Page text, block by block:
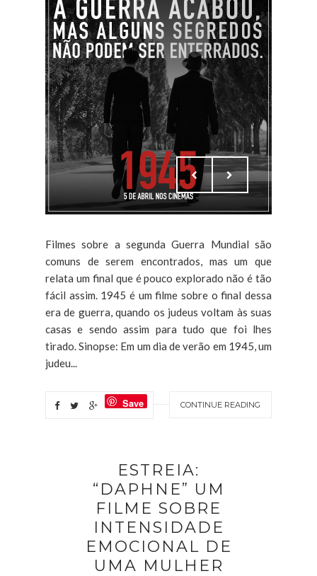
Filmes sobre a segunda Guerra Mundial são
comuns de serem encontrados, mas um que
relata um final que é pouco explorado não é tão
fácil assim. 1945 é um filme sobre o final dessa
era de guerra, quando os judeus voltam às suas
casas e sendo assim para tudo que foi lhes
tirado. Sinopse: Em um dia de verão em 1945, um
judeu...
CONTINUE READING
Save
ESTREIA:
“DAPHNE” UM
FILME SOBRE
INTENSIDADE
EMOCIONAL DE
UMA MULHER